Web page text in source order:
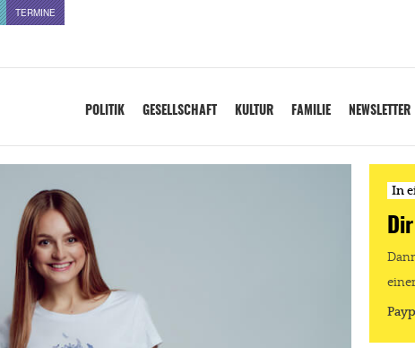
TERMINE
POLITIK GESELLSCHAFT KULTUR FAMILIE NEWSLETTER
In